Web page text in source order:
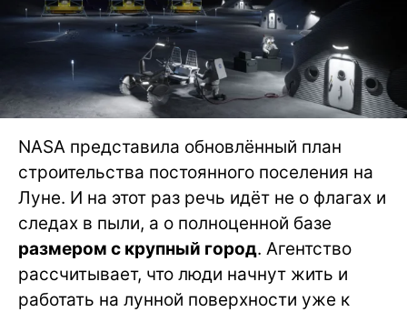
NASA представила обновлённый план
строительства постоянного поселения на
Луне. И на этот раз речь идёт не о флагах и
следах в пыли, а о полноценной базе
размером с крупный город. Агентство
рассчитывает, что люди начнут жить и
работать на лунной поверхности уже к